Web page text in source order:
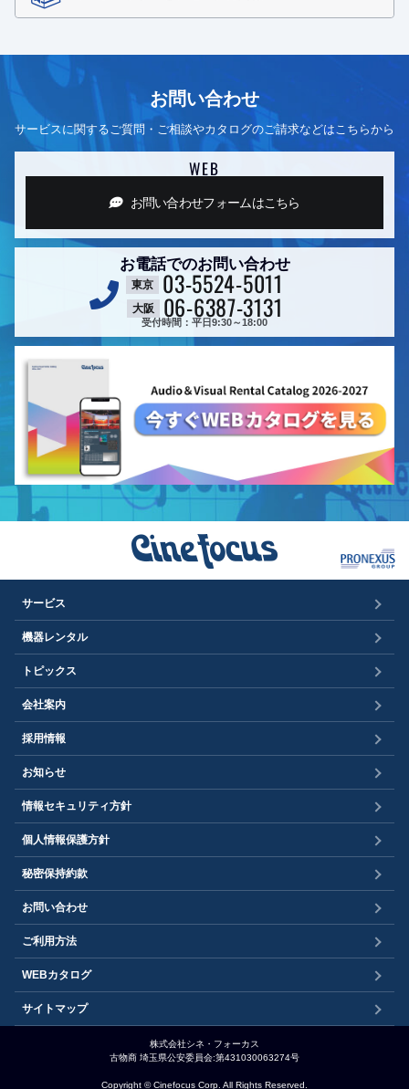
お問い合わせ
サービスに関するご質問・ご相談やカタログのご請求などはこちらから
WEB
お問い合わせフォームはこちら
お電話でのお問い合わせ
東京 03-5524-5011
大阪 06-6387-3131
受付時間：平日9:30～18:00
サービス
機器レンタル
トピックス
会社案内
採用情報
お知らせ
情報セキュリティ方針
個人情報保護方針
秘密保持約款
お問い合わせ
ご利用方法
WEBカタログ
サイトマップ
株式会社シネ・フォーカス
古物商 埼玉県公安委員会:第431030063274号
Copyright © Cinefocus Corp. All Rights Reserved.